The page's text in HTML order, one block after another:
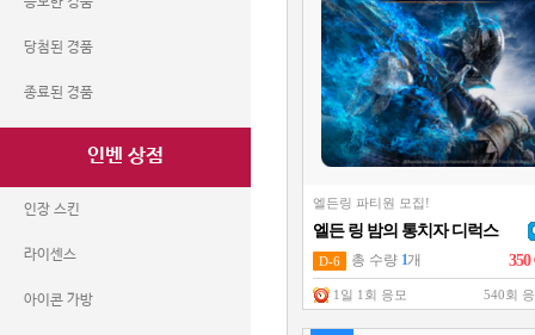
당첨된 경품
종료된 경품
인벤 상점
인장 스킨
라이센스
아이콘 가방
엘든링 파티원 모집!
엘든 링 밤의 통치자 디럭스
에디션 (스팀코드)
D-6 총 수량 1개 350
1일 1회 응모 540회